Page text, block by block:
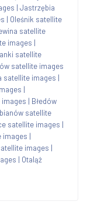
| Jastrzębia
| Oleśnik satellite
satellite
images |
satellite
satellite images
satellite images |
|
images | Błedów
satellite
satellite images |
images |
images |
| Otaląż